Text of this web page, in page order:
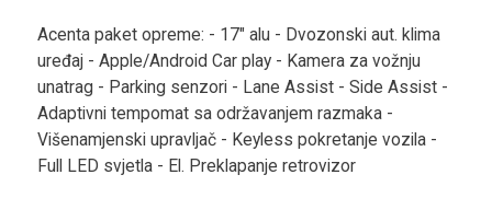
Acenta paket opreme: - 17" alu - Dvozonski aut. klima
uređaj - Apple/Android Car play - Kamera za vožnju
unatrag - Parking senzori - Lane Assist - Side Assist -
Adaptivni tempomat sa održavanjem razmaka -
Višenamjenski upravljač - Keyless pokretanje vozila -
Full LED svjetla - El. Preklapanje retrovizor